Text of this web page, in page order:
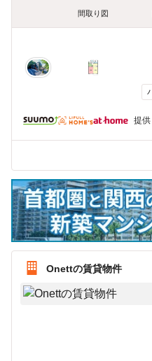
間取り図
提供
Onettの賃貸物件